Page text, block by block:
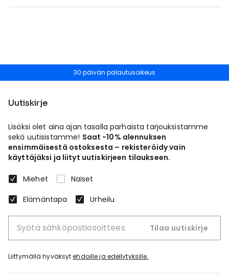
30 päivän palautusoikeus
Uutiskirje
Lisäksi olet aina ajan tasalla parhaista tarjouksistamme
sekä uutisistamme! Saat -10% alennuksen
ensimmäisestä ostoksesta – rekisteröidy vain
käyttäjäksi ja liityt uutiskirjeen tilaukseen.
Miehet
Naiset
Elämäntapa
Urheilu
Tilaa uutiskirje
Liittymällä hyväksytehdoille ja edellytyksille..